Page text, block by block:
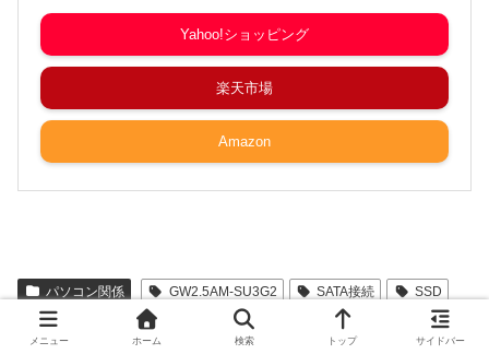
Yahoo!ショッピング
楽天市場
Amazon
パソコン関係 GW2.5AM-SU3G2 SATA接続
SSD
ケース
再活用
メニュー ホーム 検索 トップ サイドバー